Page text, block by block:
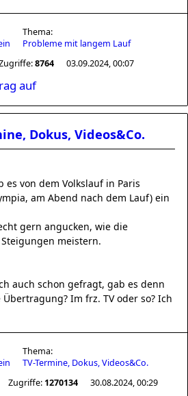
Thema:
Probleme mit langem Lauf
8764 03.09.2024, 00:07
auf
Dokus, Videos&Co.
es von dem Volkslauf in Paris
am Abend nach dem Lauf) ein
gern angucken, wie die
meistern.
auch schon gefragt, gab es denn
Im frz. TV oder so? Ich
Thema:
TV-Termine, Dokus, Videos&Co.
Zugriffe: 1270134 30.08.2024, 00:29